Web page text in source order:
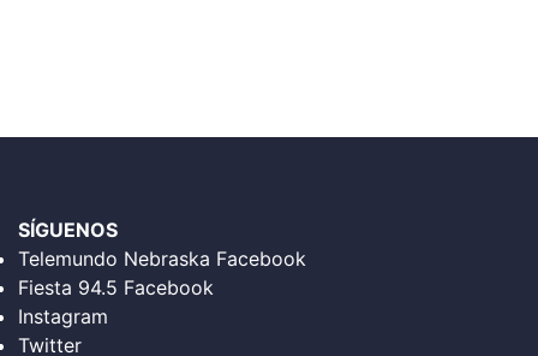
SÍGUENOS
Telemundo Nebraska Facebook
Fiesta 94.5 Facebook
Instagram
Twitter